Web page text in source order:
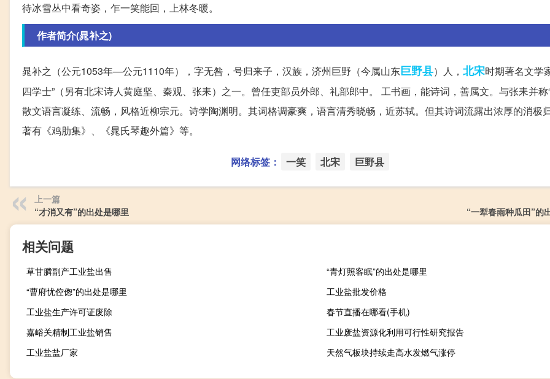
待冰雪丛中看奇姿，乍一笑能回，上林冬暖。
作者简介(晁补之)
晁补之（公元1053年—公元1110年），字无咎，号归来子，汉族，济州巨野（今属山东巨野县）人， 北宋时期著名文学
四学士”（另有北宋诗人黄庭坚、秦观、张耒）之一。曾任吏部员外郎、礼部郎中。 工书画，能诗词，善属文。与张耒并称
散文语言凝练、流畅，风格近柳宗元。诗学陶渊明。其词格调豪爽，语言清秀晓畅，近苏轼。但其诗词流露出浓厚的消极
著有《鸡肋集》、《晁氏琴趣外篇》等。
网络标签： 一笑 北宋 巨野县
上一篇
“才消又有”的出处是哪里
“一犁春雨种瓜田”的
相关问题
草甘膦副产工业盐出售
“青灯照客眠”的出处是哪里
“曹府忧倥偬”的出处是哪里
工业盐批发价格
工业盐生产许可证废除
春节直播在哪看(手机)
嘉峪关精制工业盐销售
工业废盐资源化利用可行性研究报告
工业盐盐厂家
天然气板块持续走高水发燃气涨停